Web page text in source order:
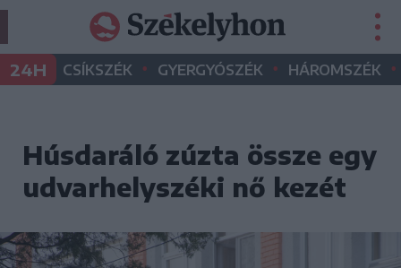
24H CSÍKSZÉK • GYERGYÓSZÉK • HÁROMSZÉK •
Húsdaráló zúzta össze egy
udvarhelyszéki nő kezét